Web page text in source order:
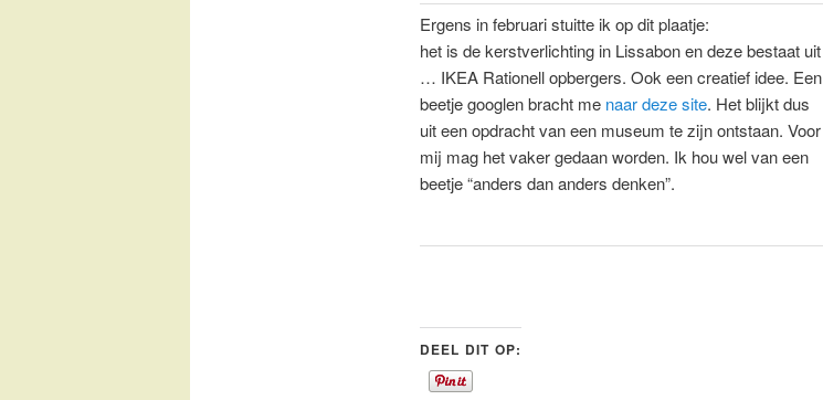
Ergens in februari stuitte ik op dit plaatje:
het is de kerstverlichting in Lissabon en deze bestaat uit
… IKEA Rationell opbergers. Ook een creatief idee. Een
beetje googlen bracht me naar deze site. Het blijkt dus
uit een opdracht van een museum te zijn ontstaan. Voor
mij mag het vaker gedaan worden. Ik hou wel van een
beetje “anders dan anders denken”.
DEEL DIT OP: